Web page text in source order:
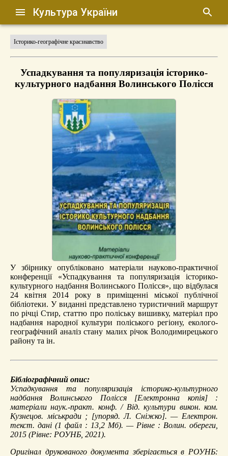
Культура України
Історико-географічне краєзнавство
Успадкування та популяризація історико-
культурного надбання Волинського Полісся
У збірнику опубліковано матеріали науково-практичної
конференції «Успадкування та популяризація історико-
культурного надбання Волинського Полісся», що відбулася
24 квітня 2014 року в приміщенні міської публічної
бібліотеки. У виданні представлено туристичний маршрут
по річці Стир, статтю про поліську вишивку, матеріал про
надбання народної культури поліського регіону, еколого-
географічний аналіз стану малих річок Володимирецького
району та ін.
Бібліографічний опис:
Успадкування та популяризація історико-культурного
надбання Волинського Полісся[Електронна копія] :
матеріали наук.-практ. конф. / Від. культури викон. ком.
Кузнецов. міськради ; [упоряд. Л. Сніжко]. — Електрон.
текст. дані (1 файл : 13,2 Мб). — Рівне : Волин. обереги,
2015 (Рівне: РОУНБ, 2021).
Оригінал друкованого документа зберігається в РОУНБ: